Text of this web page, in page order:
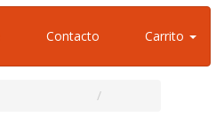
Contacto Carrito